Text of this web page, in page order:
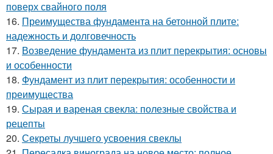
поверх свайного поля
16. Преимущества фундамента на бетонной плите:
надежность и долговечность
17. Возведение фундамента из плит перекрытия: основы
и особенности
18. Фундамент из плит перекрытия: особенности и
преимущества
19. Сырая и вареная свекла: полезные свойства и
рецепты
20. Секреты лучшего усвоения свеклы